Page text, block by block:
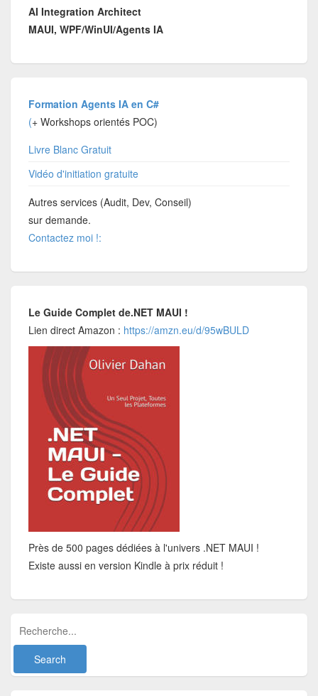
AI Integration Architect
MAUI, WPF/WinUI/Agents IA
Formation Agents IA en C#
(+ Workshops orientés POC)
Livre Blanc Gratuit
Vidéo d'initiation gratuite
Autres services (Audit, Dev, Conseil)
sur demande.
Contactez moi !:
Le Guide Complet de.NET MAUI !
Lien direct Amazon : https://amzn.eu/d/95wBULD
Près de 500 pages dédiées à l'univers .NET MAUI !
Existe aussi en version Kindle à prix réduit !